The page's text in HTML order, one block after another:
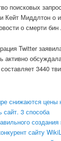
поисковых
Кейт Миддлтон о
о смерти бин
Twitter
активно
3440
снижаются цены
сайт. 3 способа
создания
сайту